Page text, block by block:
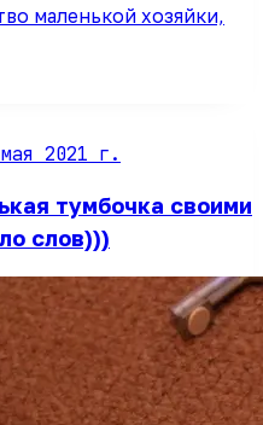
маленькой хозяйки,
2021 г.
тумбочка своими
слов)))